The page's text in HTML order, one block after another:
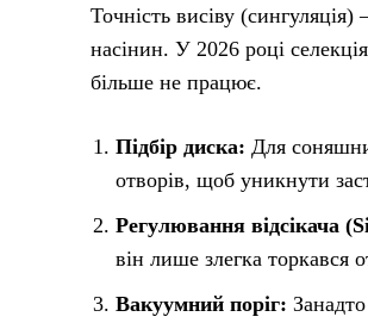
Точність висіву
насінин. У 2026 році
більше не працює.
Підбір диска: Для
отворів, щоб уникнути
Регулювання відсікача
він лише злегка торкався
Вакуумний поріг: